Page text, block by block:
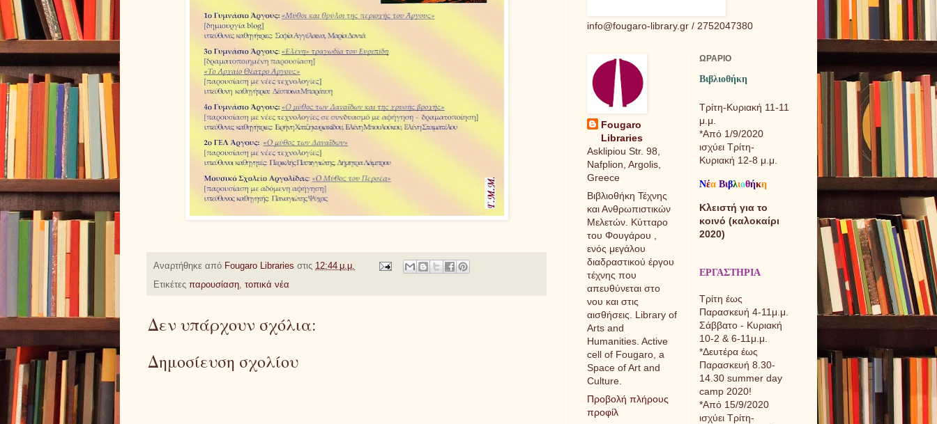
Αναρτήθηκε από Fougaro Libraries στις 12:44 μ.μ.
Ετικέτες παρουσίαση, τοπικά νέα
Δεν υπάρχουν σχόλια:
Δημοσίευση σχολίου
info@fougaro-library.gr / 2752047380
Fougaro
Libraries
Asklipiou Str. 98,
Nafplion, Argolis,
Greece
Βιβλιοθήκη Τέχνης
και Ανθρωπιστικών
Μελετών. Κύτταρο
του Φουγάρου ,
ενός μεγάλου
διαδραστικού έργου
τέχνης που
απευθύνεται στο
νου και στις
αισθήσεις. Library of
Arts and
Humanities. Active
cell of Fougaro, a
Space of Art and
Culture.
Προβολή πλήρους
προφίλ
ΩΡΑΡΙΟ
Βιβλιοθήκη
Τρίτη-Κυριακή 11-11
μ.μ.
*Από 1/9/2020
ισχύει Τρίτη-
Κυριακή 12-8 μ.μ.
Νέα Βιβλιοθήκη
Κλειστή για το
κοινό (καλοκαίρι
2020)
ΕΡΓΑΣΤΗΡΙΑ
Τρίτη έως
Παρασκευή 4-11μ.μ.
Σάββατο - Κυριακή
10-2 & 6-11μ.μ.
*Δευτέρα έως
Παρασκευή 8.30-
14.30 summer day
camp 2020!
*Από 15/9/2020
ισχύει Τρίτη-